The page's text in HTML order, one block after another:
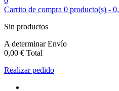
Carrito de compra 0 producto(s) -
Sin productos
A determinarEnvío
0,00 € Total
Realizar pedido